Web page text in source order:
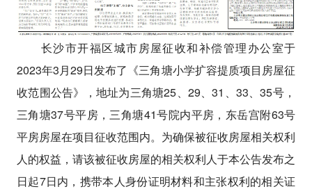
长沙市开福区城市房屋征收和补偿管理办公室于
2023年3月29日发布了《三角塘小学扩容提质项目房屋征
收范围公告》，地址为三角塘25、29、31、33、35号，
三角塘37号平房，三角塘41号院内平房，东岳宫附63号
平房房屋在项目征收范围内。为确保被征收房屋相关权利
人的权益，请该被征收房屋的相关权利人于本公告发布之
日起7日内，携带本人身份证明材料和主张权利的相关证